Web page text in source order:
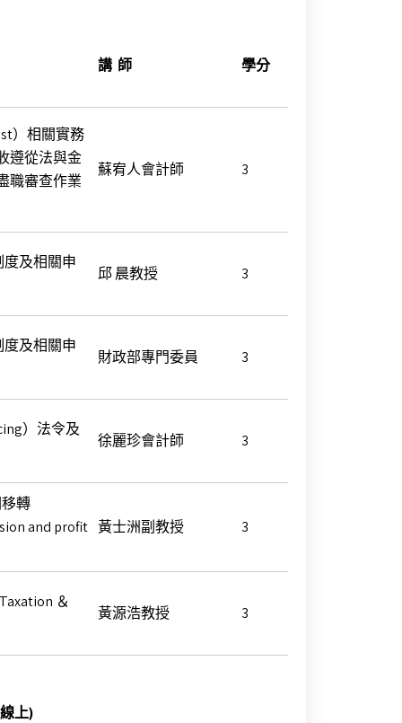
講 師 學分
）相關實務
遵從法與金
職審查作業
蘇宥人會計師 3
度及相關申
邱 晨教授 3
度及相關申
財政部專門委員 3
）法令及
徐麗珍會計師 3
轉
and profit 黃士洲副教授 3
＆
黃源浩教授 3
線上)